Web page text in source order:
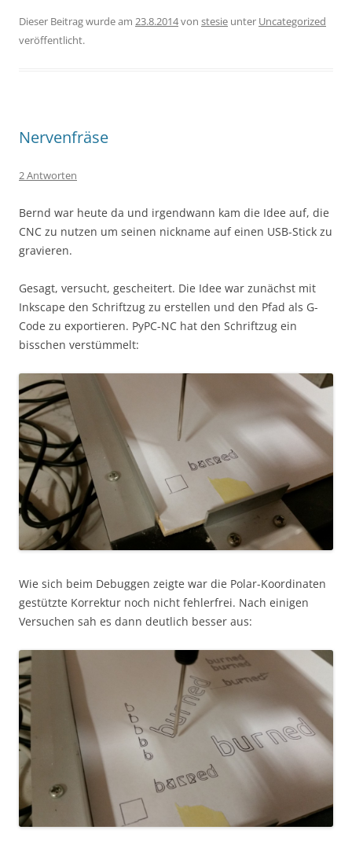
Dieser Beitrag wurde am 23.8.2014von stesie unter Uncategorized
veröffentlicht.
Nervenfräse
2 Antworten
Bernd war heute da und irgendwann kam die Idee auf, die
CNC zu nutzen um seinen nickname auf einen USB-Stick zu
gravieren.
Gesagt, versucht, gescheitert. Die Idee war zunächst mit
Inkscape den Schriftzug zu erstellen und den Pfad als G-
Code zu exportieren. PyPC-NC hat den Schriftzug ein
bisschen verstümmelt:
Wie sich beim Debuggen zeigte war die Polar-Koordinaten
gestützte Korrektur noch nicht fehlerfrei. Nach einigen
Versuchen sah es dann deutlich besser aus: